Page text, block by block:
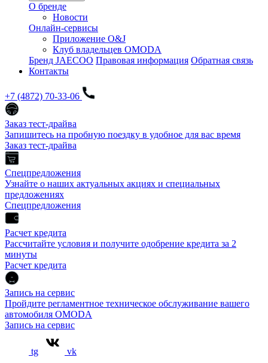
О бренде
Новости
Онлайн-сервисы
Приложение O&J
Клуб владельцев OMODA
Бренд JAECOO Правовая информация Обратная связь
Контакты
+7 (4872) 70-33-06
Заказ тест-драйва
Запишитесь на пробную поездку в удобное для вас время
Заказ тест-драйва
Спецпредложения
Узнайте о наших актуальных акциях и специальных
предложениях
Спецпредложения
Расчет кредита
Рассчитайте условия и получите одобрение кредита за 2
минуты
Расчет кредита
Запись на сервис
Пройдите регламентное техническое обслуживание вашего
автомобиля OMODA
Запись на сервис
tg
vk